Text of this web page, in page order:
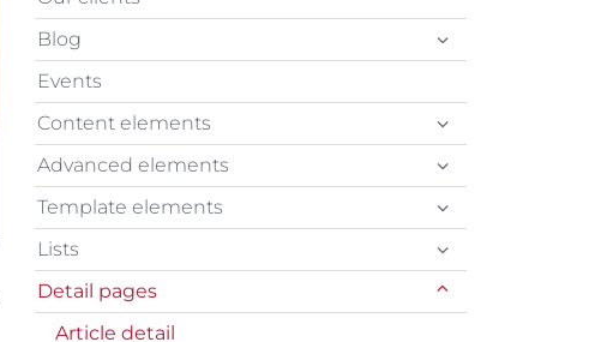
Blog
Events
Content elements
Advanced elements
Template elements
Lists
Detail pages
Article detail